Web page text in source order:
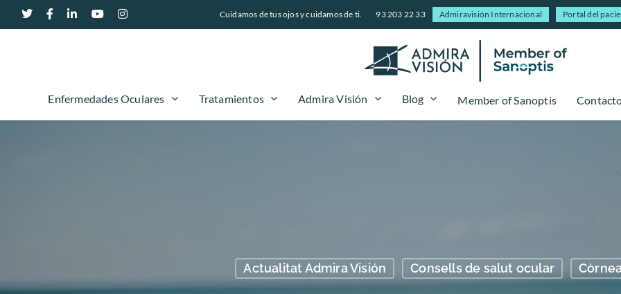
Cuidamos de tus ojos y cuidamos de ti. 93 203 22 33 Admiravisión Internacional Portal del
Enfermedades Oculares Tratamientos Admira Visión Blog Member of Sanoptis
Actualitat Admira Visión Consells de salut ocular